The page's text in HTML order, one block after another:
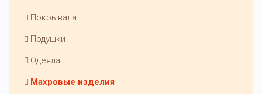
Покрывала
Подушки
Одеяла
Махровые изделия